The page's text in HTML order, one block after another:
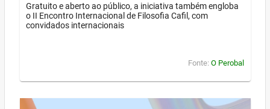
Gratuito e aberto ao público, a iniciativa também engloba
o II Encontro Internacional de Filosofia Cafil, com
convidados internacionais
Fonte: O Perobal